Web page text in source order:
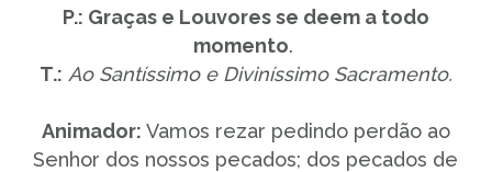
P.: Graças e Louvores se deem a todo
momento.
T.: Ao Santíssimo e Diviníssimo Sacramento.
Animador: Vamos rezar pedindo perdão ao
Senhor dos nossos pecados; dos pecados de